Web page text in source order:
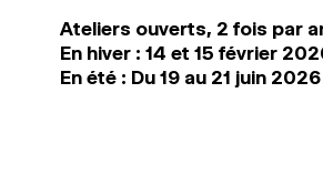
Ateliers ouverts, 2 fois par
En hiver : 14 et 15 février
En été : Du 19 au 21 juin 2026